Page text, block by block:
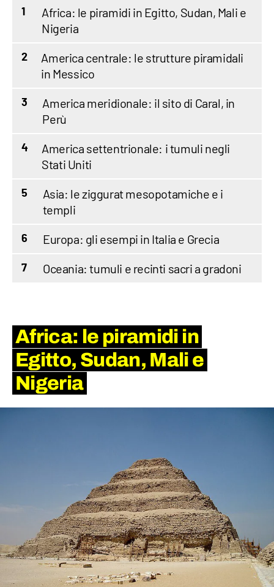
1
Africa: le piramidi in Egitto, Sudan, Mali e
Nigeria
2
America centrale: le strutture piramidali
in Messico
3
America meridionale: il sito di Caral, in
Perù
4
America settentrionale: i tumuli negli
Stati Uniti
5
Asia: le ziggurat mesopotamiche e i
templi
6 Europa: gli esempi in Italia e Grecia
7 Oceania: tumuli e recinti sacri a gradoni
Africa: le piramidi in
Egitto, Sudan, Mali e
Nigeria